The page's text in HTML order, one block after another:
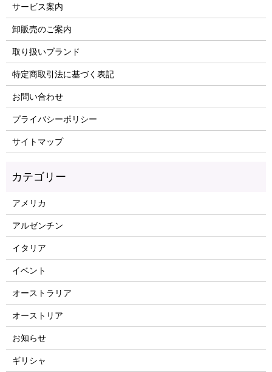
サービス案内
卸販売のご案内
取り扱いブランド
特定商取引法に基づく表記
お問い合わせ
プライバシーポリシー
サイトマップ
アメリカ
アルゼンチン
イタリア
イベント
オーストラリア
オーストリア
お知らせ
ギリシャ